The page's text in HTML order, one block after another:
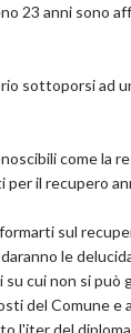
23 anni sono
sottoporsi ad
come la
il recupero
sul
le
cui non si può
del Comune e
l'iter del